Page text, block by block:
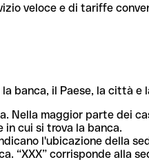
veloce e di tariffe
banca, il Paese, la città e
Nella maggior parte dei
in cui si trova la banca.
l'ubicazione della
“XXX” corrisponde alla